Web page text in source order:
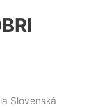
Slovenská